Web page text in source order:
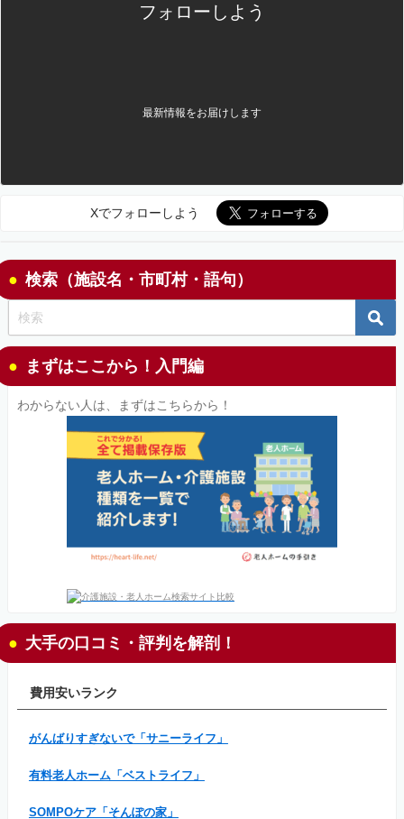
フォローしよう
最新情報をお届けします
Xでフォローしよう
検索（施設名・市町村・語句）
まずはここから！入門編
わからない人は、まずはこちらから！
大手の口コミ・評判を解剖！
費用安いランク
がんばりすぎないで「サニーライフ」
有料老人ホーム「ベストライフ」
SOMPOケア「そんぽの家」